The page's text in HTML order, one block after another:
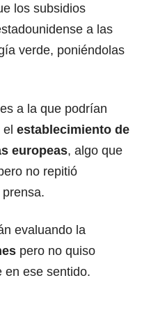
los subsidios
a las
verde, poniéndolas
a la que podrían
el establecimiento de
europeas, algo que
no repitió
evaluando la
pero no quiso
en ese sentido.